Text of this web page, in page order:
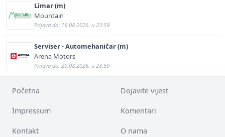
Limar (m)
Mountain
Prijava do: 16.08.2026. u 23:59
Serviser - Automehaničar (m)
Arena Motors
Prijava do: 20.08.2026. u 23:59
Početna Dojavite vijest
Impressum Komentari
Kontakt O nama